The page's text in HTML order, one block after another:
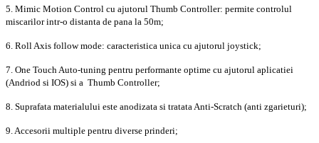
5. Mimic Motion Control cu ajutorul Thumb Controller: permite controlul
miscarilor intr-o distanta de pana la 50m;
6. Roll Axis followmode: caracteristica unica cu ajutorul joystick;
7. One Touch Auto-tuning pentru performante optime cu ajutorul aplicatiei
(Andriod si IOS) si a Thumb Controller;
8. Suprafata materialului este anodizata si tratata Anti-Scratch (anti zgarieturi);
9. Accesorii multiple pentru diverse prinderi;